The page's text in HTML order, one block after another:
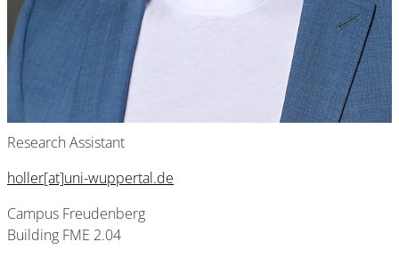
Research Assistant
holler[at]uni-wuppertal.de
Campus Freudenberg
Building FME 2.04